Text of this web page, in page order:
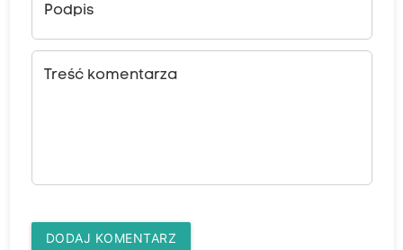
Podpis
Treść komentarza
DODAJ KOMENTARZ